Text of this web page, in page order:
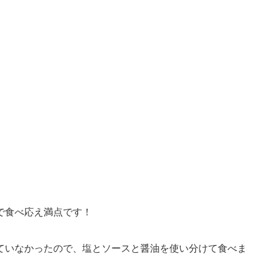
べ応え満点です！
なかったので、塩とソースと醤油を使い分けて食べま